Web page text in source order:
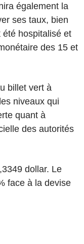
également la
ses taux, bien
hospitalisé et
des 15 et
billet vert à
niveaux qui
quant à
des autorités
dollar. Le
face à la devise